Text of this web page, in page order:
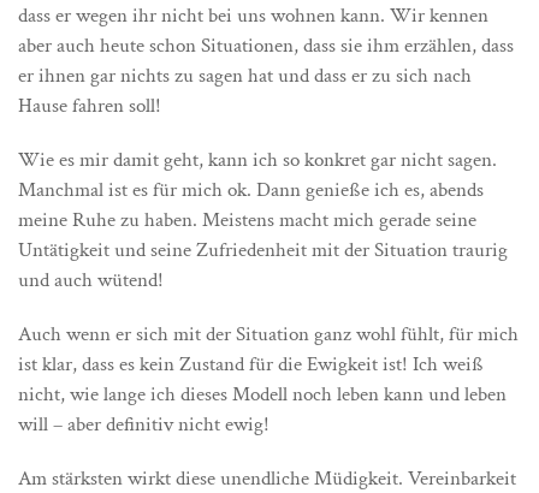
dass er wegen ihr nicht bei uns wohnen kann. Wir kennen
aber auch heute schon Situationen, dass sie ihm erzählen, dass
er ihnen gar nichts zu sagen hat und dass er zu sich nach
Hause fahren soll!
Wie es mir damit geht, kann ich so konkret gar nicht sagen.
Manchmal ist es für mich ok. Dann genieße ich es, abends
meine Ruhe zu haben. Meistens macht mich gerade seine
Untätigkeit und seine Zufriedenheit mit der Situation traurig
und auch wütend!
Auch wenn er sich mit der Situation ganz wohl fühlt, für mich
ist klar, dass es kein Zustand für die Ewigkeit ist! Ich weiß
nicht, wie lange ich dieses Modell noch leben kann und leben
will – aber definitiv nicht ewig!
Am stärksten wirkt diese unendliche Müdigkeit. Vereinbarkeit